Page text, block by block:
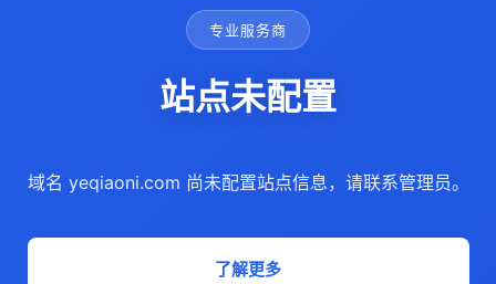
专业服务商
站点未配置
域名 yeqiaoni.com 尚未配置站点信息，请联系管理员。
了解更多